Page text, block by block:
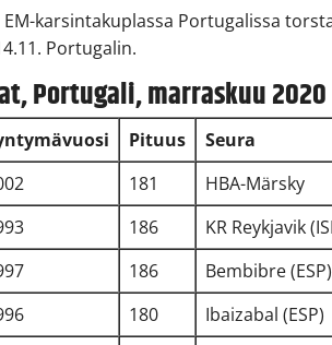
karsintakuplassa Portugalissa
Portugalin.
Portugali, marraskuu 2020
Pituus
Seura
181
HBA-Märsky
186
KR Reykjavik
186
Bembibre (ESP)
180
Ibaizabal (ESP)